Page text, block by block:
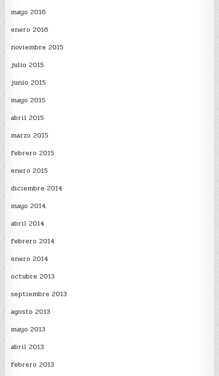
mayo 2016
enero 2016
noviembre 2015
julio 2015
junio 2015
mayo 2015
abril 2015
marzo 2015
febrero 2015
enero 2015
diciembre 2014
mayo 2014
abril 2014
febrero 2014
enero 2014
octubre 2013
septiembre 2013
agosto 2013
mayo 2013
abril 2013
febrero 2013